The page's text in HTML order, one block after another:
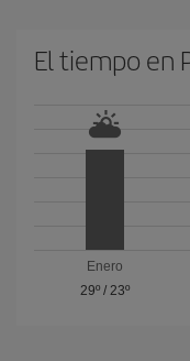
El tiempo en
Enero
29º/ 23º